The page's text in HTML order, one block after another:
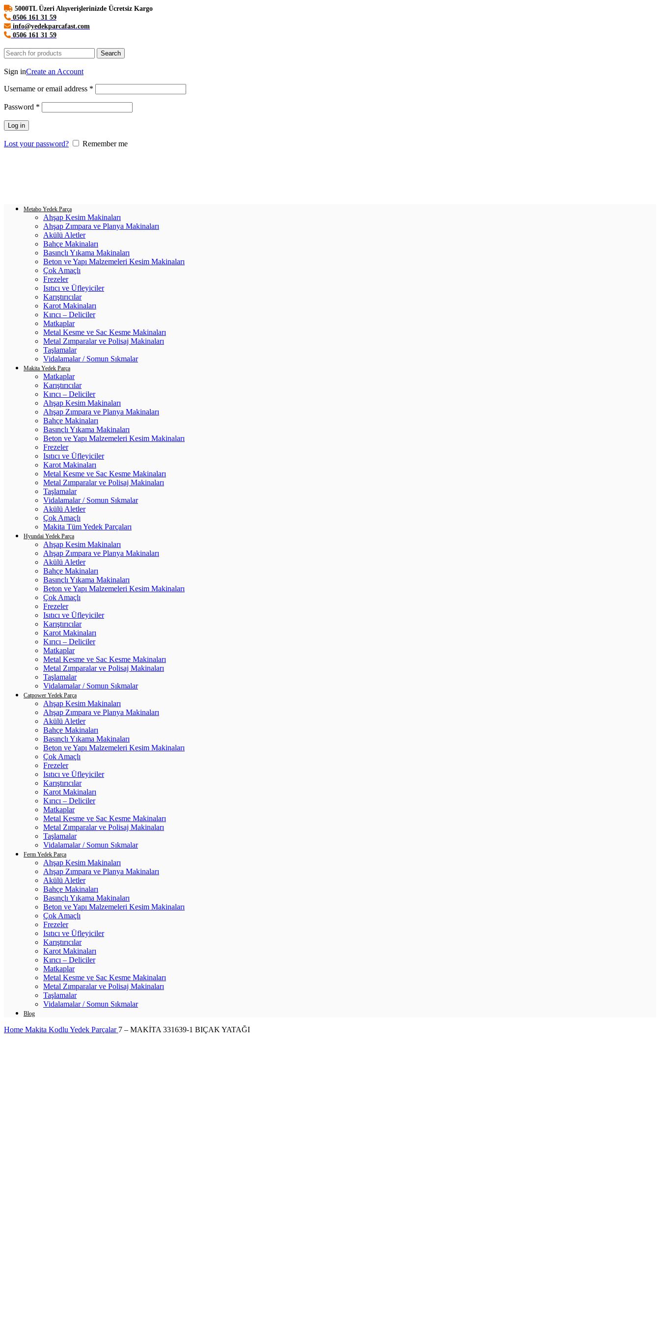
5000TL Üzeri Alışverişlerinizde Ücretsiz Kargo
0506 161 31 59
info@yedekparcafast.com
0506 161 31 59
Search
Sign inCreate an Account
Username or email address *
Password *
Log in
Lost your password?
Remember me
Metabo Yedek Parça
Ahşap Kesim Makinaları
Ahşap Zımpara ve Planya Makinaları
Akülü Aletler
Bahçe Makinaları
Basınçlı Yıkama Makinaları
Beton ve Yapı Malzemeleri Kesim Makinaları
Çok Amaçlı
Frezeler
Isıtıcı ve Üfleyiciler
Karıştırıcılar
Karot Makinaları
Kırıcı – Deliciler
Matkaplar
Metal Kesme ve Sac Kesme Makinaları
Metal Zımparalar ve Polisaj Makinaları
Taşlamalar
Vidalamalar / Somun Sıkmalar
Makita Yedek Parça
Matkaplar
Karıştırıcılar
Kırıcı – Deliciler
Ahşap Kesim Makinaları
Ahşap Zımpara ve Planya Makinaları
Bahçe Makinaları
Basınçlı Yıkama Makinaları
Beton ve Yapı Malzemeleri Kesim Makinaları
Frezeler
Isıtıcı ve Üfleyiciler
Karot Makinaları
Metal Kesme ve Sac Kesme Makinaları
Metal Zımparalar ve Polisaj Makinaları
Taşlamalar
Vidalamalar / Somun Sıkmalar
Akülü Aletler
Çok Amaçlı
Makita Tüm Yedek Parçaları
Hyundai Yedek Parça
Ahşap Kesim Makinaları
Ahşap Zımpara ve Planya Makinaları
Akülü Aletler
Bahçe Makinaları
Basınçlı Yıkama Makinaları
Beton ve Yapı Malzemeleri Kesim Makinaları
Çok Amaçlı
Frezeler
Isıtıcı ve Üfleyiciler
Karıştırıcılar
Karot Makinaları
Kırıcı – Deliciler
Matkaplar
Metal Kesme ve Sac Kesme Makinaları
Metal Zımparalar ve Polisaj Makinaları
Taşlamalar
Vidalamalar / Somun Sıkmalar
Catpower Yedek Parça
Ahşap Kesim Makinaları
Ahşap Zımpara ve Planya Makinaları
Akülü Aletler
Bahçe Makinaları
Basınçlı Yıkama Makinaları
Beton ve Yapı Malzemeleri Kesim Makinaları
Çok Amaçlı
Frezeler
Isıtıcı ve Üfleyiciler
Karıştırıcılar
Karot Makinaları
Kırıcı – Deliciler
Matkaplar
Metal Kesme ve Sac Kesme Makinaları
Metal Zımparalar ve Polisaj Makinaları
Taşlamalar
Vidalamalar / Somun Sıkmalar
Ferm Yedek Parça
Ahşap Kesim Makinaları
Ahşap Zımpara ve Planya Makinaları
Akülü Aletler
Bahçe Makinaları
Basınçlı Yıkama Makinaları
Beton ve Yapı Malzemeleri Kesim Makinaları
Çok Amaçlı
Frezeler
Isıtıcı ve Üfleyiciler
Karıştırıcılar
Karot Makinaları
Kırıcı – Deliciler
Matkaplar
Metal Kesme ve Sac Kesme Makinaları
Metal Zımparalar ve Polisaj Makinaları
Taşlamalar
Vidalamalar / Somun Sıkmalar
Blog
Home Makita Kodlu Yedek Parçalar 7 – MAKİTA 331639-1 BIÇAK YATAĞI